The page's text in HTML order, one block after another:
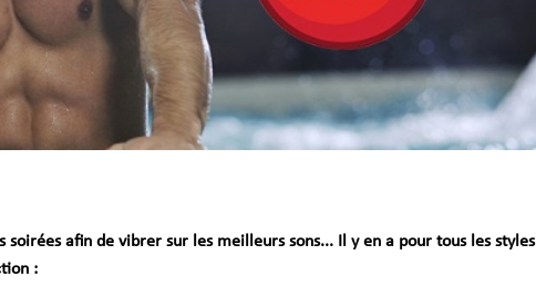
soirées afin de vibrer sur les meilleurs sons... Il y en a pour tous les styles
: